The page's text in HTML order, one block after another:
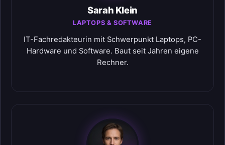
Sarah Klein
LAPTOPS & SOFTWARE
IT-Fachredakteurin mit Schwerpunkt Laptops, PC-
Hardware und Software. Baut seit Jahren eigene
Rechner.